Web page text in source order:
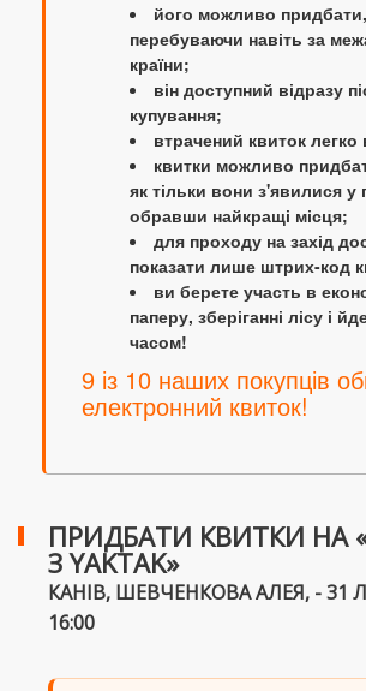
його можливо придбати,
перебуваючи навіть за
країни;
він доступний відразу
купування;
втрачений квиток легко
квитки можливо
як тільки вони з'явилися у
обравши найкращі місця;
для проходу на захід
показати лише штрих-код
ви берете участь в
паперу, зберіганні лісу і
часом!
9 із 10 наших покупців
електронний квиток!
ПРИДБАТИ КВИТКИ НА
З YAKTAK»
КАНІВ, ШЕВЧЕНКОВА АЛЕЯ, - 31
16:00